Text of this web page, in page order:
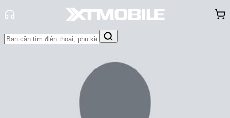
Đánh Giá - Trên Tay
Hỏi đáp Thông báo